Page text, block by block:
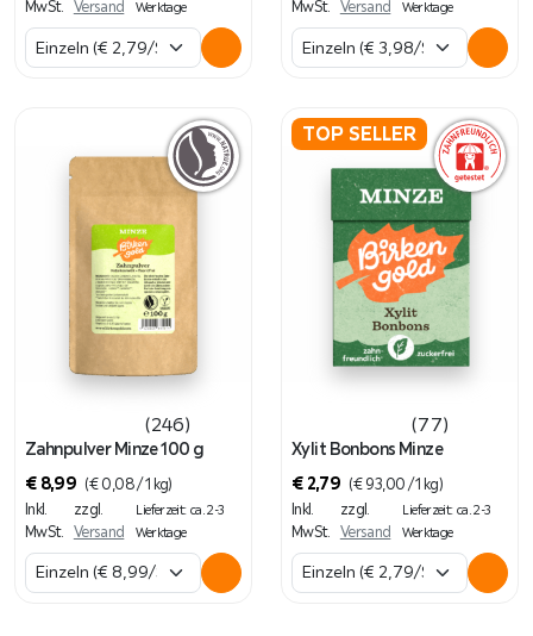
MwSt. Versand
Werktage
MwSt. Versand
Werktage
(246)
Zahnpulver Minze 100 g
€ 8,99 (€ 0,08/ 1 kg)
Inkl.
MwSt.
zzgl.
Versand
Lieferzeit: ca. 2-3
Werktage
TOP SELLER
(77)
Xylit Bonbons Minze
€ 2,79 (€ 93,00 / 1 kg)
Inkl.
MwSt.
zzgl.
Versand
Lieferzeit: ca. 2-3
Werktage